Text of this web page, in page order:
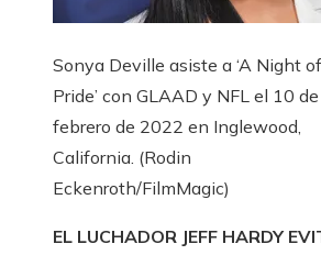
Sonya Deville asiste a ‘A Night of
Pride’ con GLAAD y NFL el 10 de
febrero de 2022 en Inglewood,
California. (Rodin
Eckenroth/FilmMagic)
EL LUCHADOR JEFF HARDY